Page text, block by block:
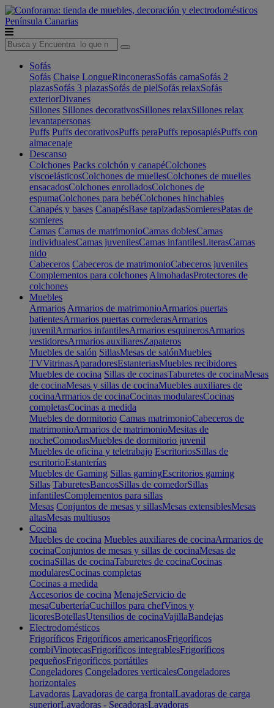
Península Canarias
Sofás
Sofás Chaise LongueRinconerasSofás camaSofás 2
plazasSofás 3 plazasSofás de pielSofás relaxSofás
exteriorDivanes
Sillones Sillones decorativosSillones relaxSillones relax
levantapersonas
Puffs Puffs decorativosPuffs peraPuffs reposapiésPuffs con
almacenaje
Descanso
Colchones Packs colchón y canapéColchones
viscoelásticosColchones de muellesColchones de muelles
ensacadosColchones enrolladosColchones de
espumaColchones para bebéColchones hinchables
Canapés y bases CanapésBase tapizadasSomieresPatas de
somieres
Camas Camas de matrimonioCamas doblesCamas
individualesCamas juvenilesCamas infantilesLiterasCamas
nido
Cabeceros Cabeceros de matrimonioCabeceros juveniles
Complementos para colchones AlmohadasProtectores de
colchones
Muebles
Armarios Armarios de matrimonioArmarios puertas
batientesArmarios puertas correderasArmarios
juvenilArmarios infantilesArmarios esquinerosArmarios
vestidoresArmarios auxiliaresZapateros
Muebles de salón SillasMesas de salónMuebles
TVVitrinasAparadoresEstanteriasMuebles recibidores
Muebles de cocina Sillas de cocinasTaburetes de cocinaMesas
de cocinaMesas y sillas de cocinaMuebles auxiliares de
cocinaArmarios de cocinaCocinas modularesCocinas
completasCocinas a medida
Muebles de dormitorio Camas matrimonioCabeceros de
matrimonioArmarios de matrimonioMesitas de
nocheComodasMuebles de dormitorio juvenil
Muebles de oficina y teletrabajo EscritoriosSillas de
escritorioEstanterías
Muebles de Gaming Sillas gamingEscritorios gaming
Sillas TaburetesBancosSillas de comedorSillas
infantilesComplementos para sillas
Mesas Conjuntos de mesas y sillasMesas extensiblesMesas
altasMesas multiusos
Cocina
Muebles de cocina Muebles auxiliares de cocinaArmarios de
cocinaConjuntos de mesas y sillas de cocinaMesas de
cocinaSillas de cocinaTaburetes de cocinaCocinas
modularesCocinas completas
Cocinas a medida
Accesorios de cocina MenajeServicio de
mesaCuberteríaCuchillos para chefVinos y
licoresBotellasUtensilios de cocinaVajillaBandejas
Electrodomésticos
Frigoríficos Frigoríficos americanosFrigoríficos
combiVinotecasFrigoríficos integrablesFrigoríficos
pequeñosFrigoríficos portátiles
Congeladores Congeladores verticalesCongeladores
horizontales
Lavadoras Lavadoras de carga frontalLavadoras de carga
superiorLavadoras - SecadorasLavadoras